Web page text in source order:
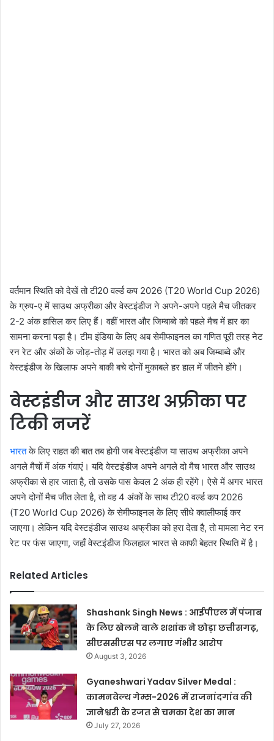
वर्तमान स्थिति को देखें तो टी20 वर्ल्ड कप 2026 (T20 World Cup 2026)
के ग्रुप-ए में साउथ अफ्रीका और वेस्टइंडीज ने अपने-अपने पहले मैच जीतकर
2-2 अंक हासिल कर लिए हैं। वहीं भारत और जिम्बाब्वे को पहले मैच में हार का
सामना करना पड़ा है। टीम इंडिया के लिए अब सेमीफाइनल का गणित पूरी तरह नेट
रन रेट और अंकों के जोड़-तोड़ में उलझ गया है। भारत को अब जिम्बाब्वे और
वेस्टइंडीज के खिलाफ अपने बाकी बचे दोनों मुकाबले हर हाल में जीतने होंगे।
वेस्टइंडीज और साउथ अफ्रीका पर
टिकी नजरें
भारतके लिए राहत की बात तब होगी जब वेस्टइंडीज या साउथ अफ्रीका अपने
अगले मैचों में अंक गंवाएं। यदि वेस्टइंडीज अपने अगले दो मैच भारत और साउथ
अफ्रीका से हार जाता है, तो उसके पास केवल 2 अंक ही रहेंगे। ऐसे में अगर भारत
अपने दोनों मैच जीत लेता है, तो वह 4 अंकों के साथ टी20 वर्ल्ड कप 2026
(T20 World Cup 2026) के सेमीफाइनल के लिए सीधे क्वालीफाई कर
जाएगा। लेकिन यदि वेस्टइंडीज साउथ अफ्रीका को हरा देता है, तो मामला नेट रन
रेट पर फंस जाएगा, जहाँ वेस्टइंडीज फिलहाल भारत से काफी बेहतर स्थिति में है।
Related Articles
Shashank Singh News : आईपीएल में पंजाब
के लिए खेलने वाले शशांक ने छोड़ा छत्तीसगढ़,
सीएससीएस पर लगाए गंभीर आरोप
August 3, 2026
Gyaneshwari Yadav Silver Medal :
कामनवेल्थ गेम्स-2026 में राजनांदगांव की
ज्ञानेश्वरी के रजत से चमका देश का मान
July 27, 2026